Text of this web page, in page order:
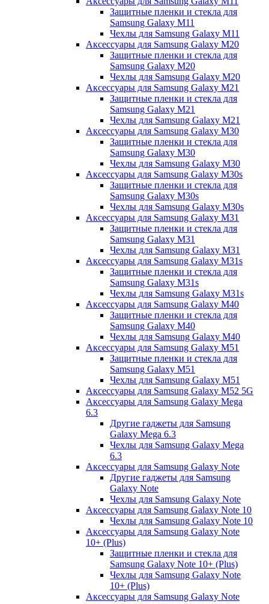
Защитные пленки и стекла для
Samsung Galaxy M11
Чехлы для Samsung Galaxy M11
Аксессуары для Samsung Galaxy M20
Защитные пленки и стекла для
Samsung Galaxy M20
Чехлы для Samsung Galaxy M20
Аксессуары для Samsung Galaxy M21
Защитные пленки и стекла для
Samsung Galaxy M21
Чехлы для Samsung Galaxy M21
Аксессуары для Samsung Galaxy M30
Защитные пленки и стекла для
Samsung Galaxy M30
Чехлы для Samsung Galaxy M30
Аксессуары для Samsung Galaxy M30s
Защитные пленки и стекла для
Samsung Galaxy M30s
Чехлы для Samsung Galaxy M30s
Аксессуары для Samsung Galaxy M31
Защитные пленки и стекла для
Samsung Galaxy M31
Чехлы для Samsung Galaxy M31
Аксессуары для Samsung Galaxy M31s
Защитные пленки и стекла для
Samsung Galaxy M31s
Чехлы для Samsung Galaxy M31s
Аксессуары для Samsung Galaxy M40
Защитные пленки и стекла для
Samsung Galaxy M40
Чехлы для Samsung Galaxy M40
Аксессуары для Samsung Galaxy M51
Защитные пленки и стекла для
Samsung Galaxy M51
Чехлы для Samsung Galaxy M51
Аксессуары для Samsung Galaxy M52 5G
Аксессуары для Samsung Galaxy Mega
6.3
Другие гаджеты для Samsung
Galaxy Mega 6.3
Чехлы для Samsung Galaxy Mega
6.3
Аксессуары для Samsung Galaxy Note
Другие гаджеты для Samsung
Galaxy Note
Чехлы для Samsung Galaxy Note
Аксессуары для Samsung Galaxy Note 10
Чехлы для Samsung Galaxy Note 10
Аксессуары для Samsung Galaxy Note
10+ (Plus)
Защитные пленки и стекла для
Samsung Galaxy Note 10+ (Plus)
Чехлы для Samsung Galaxy Note
10+ (Plus)
Аксессуары для Samsung Galaxy Note